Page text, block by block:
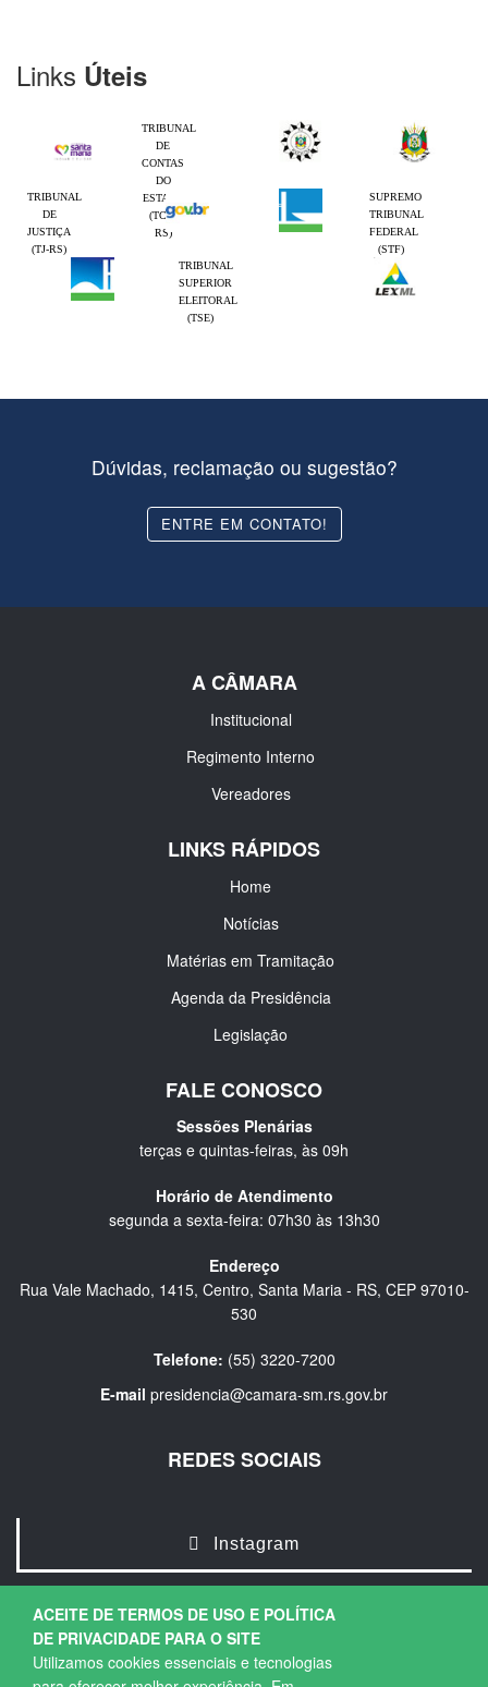
ACEITE DE TERMOS DE USO E POLÍTICA
DE PRIVACIDADE PARA O SITE
Utilizamos cookies essenciais e tecnologias
Links Úteis
TRIBUNAL
DE
CONTAS
DO
ESTADO
(TCE-
RS)
TRIBUNAL
DE
JUSTIÇA
(TJ-RS)
SUPREMO
TRIBUNAL
FEDERAL
(STF)
TRIBUNAL
SUPERIOR
ELEITORAL
(TSE)
Dúvidas, reclamação ou sugestão?
ENTRE EM CONTATO!
A CÂMARA
Institucional
Regimento Interno
Vereadores
LINKS RÁPIDOS
Home
Notícias
Matérias em Tramitação
Agenda da Presidência
Legislação
FALE CONOSCO
Sessões Plenárias
terças e quintas-feiras, às 09h
Horário de Atendimento
segunda a sexta-feira: 07h30 às 13h30
Endereço
Rua Vale Machado, 1415, Centro, Santa Maria - RS, CEP 97010-
530
Telefone: (55) 3220-7200
E-mail presidencia@camara-sm.rs.gov.br
REDES SOCIAIS
Instagram